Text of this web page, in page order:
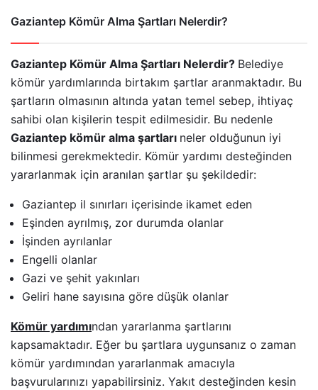
Gaziantep Kömür Alma Şartları Nelerdir?
Gaziantep Kömür Alma Şartları Nelerdir? Belediye
kömür yardımlarında birtakım şartlar aranmaktadır. Bu
şartların olmasının altında yatan temel sebep, ihtiyaç
sahibi olan kişilerin tespit edilmesidir. Bu nedenle
Gaziantep kömür alma şartları neler olduğunun iyi
bilinmesi gerekmektedir. Kömür yardımı desteğinden
yararlanmak için aranılan şartlar şu şekildedir:
Gaziantep il sınırları içerisinde ikamet eden
Eşinden ayrılmış, zor durumda olanlar
İşinden ayrılanlar
Engelli olanlar
Gazi ve şehit yakınları
Geliri hane sayısına göre düşük olanlar
Kömür yardımından yararlanma şartlarını
kapsamaktadır. Eğer bu şartlara uygunsanız o zaman
kömür yardımından yararlanmak amacıyla
başvurularınızı yapabilirsiniz. Yakıt desteğinden kesin